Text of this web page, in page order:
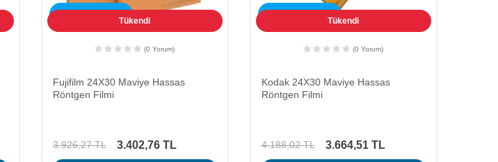
Tükendi
(0 Yorum)
Fujifilm 24X30 Maviye Hassas
Röntgen Filmi
3.926,27TL 3.402,76TL
Tükendi
(0 Yorum)
Kodak 24X30 Maviye Hassas
Röntgen Filmi
4.188,02TL 3.664,51TL